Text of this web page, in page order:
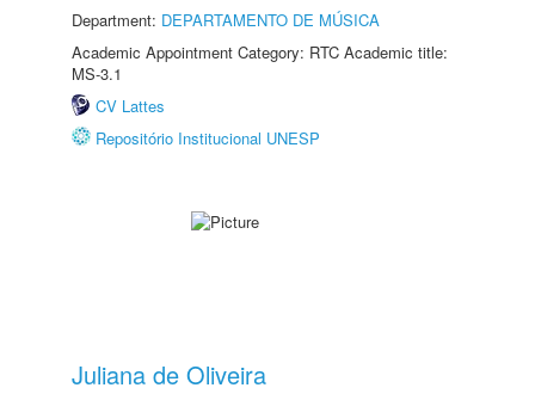
Department: DEPARTAMENTO DE MÚSICA
Academic Appointment Category: RTC Academic title:
MS-3.1
CV Lattes
Repositório Institucional UNESP
Juliana de Oliveira